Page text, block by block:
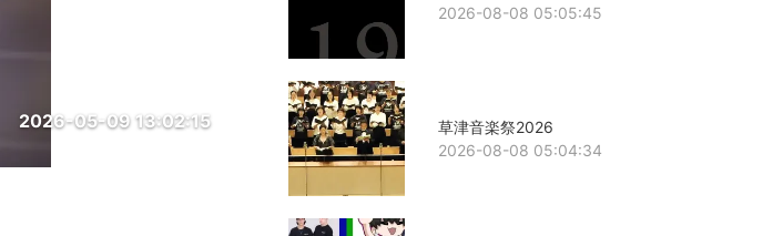
2026-05-09 13:02:15
2026-08-08 05:05:45
草津音楽祭2026
2026-08-08 05:04:34